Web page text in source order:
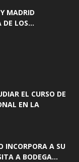
MADRID
LOS...
EL CURSO DE
EN LA
INCORPORA A SU
A BODEGA...